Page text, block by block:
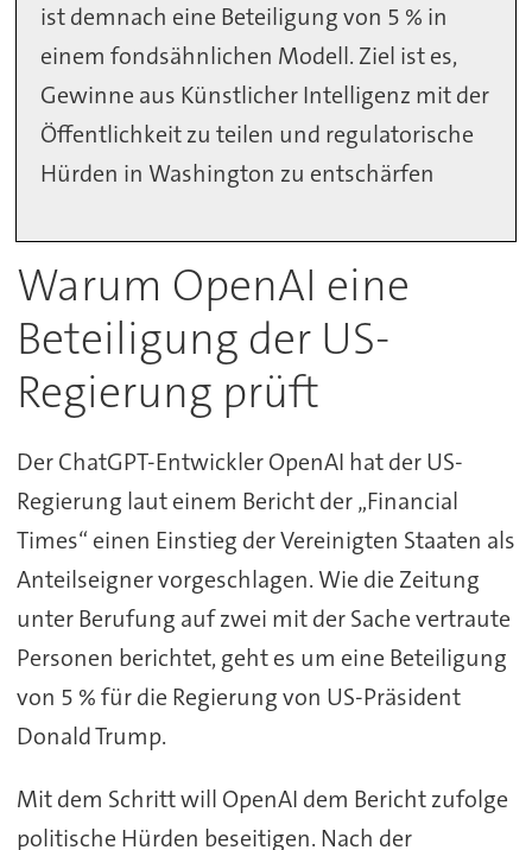
ist demnach eine Beteiligung von 5 % in
einem fondsähnlichen Modell. Ziel ist es,
Gewinne aus Künstlicher Intelligenz mit der
Öffentlichkeit zu teilen und regulatorische
Hürden in Washington zu entschärfen
Warum OpenAI eine
Beteiligung der US-
Regierung prüft
Der ChatGPT-Entwickler OpenAI hat der US-
Regierung laut einem Bericht der „Financial
Times“ einen Einstieg der Vereinigten Staaten als
Anteilseigner vorgeschlagen. Wie die Zeitung
unter Berufung auf zwei mit der Sache vertraute
Personen berichtet, geht es um eine Beteiligung
von 5 % für die Regierung von US-Präsident
Donald Trump.
Mit dem Schritt will OpenAI dem Bericht zufolge
politische Hürden beseitigen. Nach der